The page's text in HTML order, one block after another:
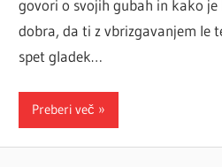
govori o svojih gubah in kako
dobra, da ti z vbrizgavanjem le
spet gladek…
Preberi več